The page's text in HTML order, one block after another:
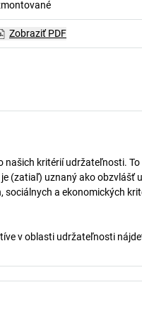
Zobraziť PDF
kritérií udržateľnosti.
(zatiaľ) uznaný ako
a ekonomických
v oblasti udržateľnosti